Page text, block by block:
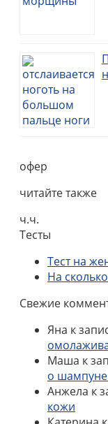
офер
читайте также
ч.ч.
Тесты
Тест на
На
Свежие
Яна к
Маша к
о
Анжела к
кожи